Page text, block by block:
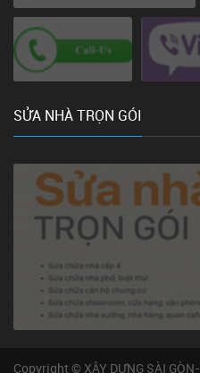
SỬA NHÀ TRỌN GÓI
Copyright © XÂY DỰNG SÀI GÒN-